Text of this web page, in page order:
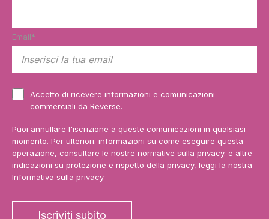
Email*
Accetto di ricevere informazioni e comunicazioni
commerciali da Reverse.
Puoi annullare l'iscrizione a queste comunicazioni in qualsiasi
momento. Per ulteriori. informazioni su come eseguire questa
operazione, consultare le nostre normative sulla privacy. e altre
indicazioni su protezione e rispetto della privacy, leggi la nostra
Informativa sulla privacy